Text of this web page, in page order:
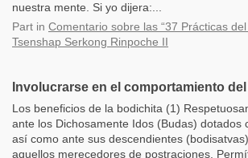
nuestra mente. Si yo dijera:...
Part in Comentario sobre las “37 Prácticas
Tsenshap Serkong Rinpoche II
Involucrarse en el comportamiento
Los beneficios de la bodichita (1)
ante los Dichosamente Idos (Budas) dotados
así como ante sus descendientes
aquellos merecedores de postraciones.